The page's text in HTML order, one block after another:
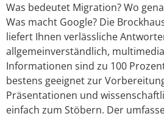
Was bedeutet Migration? Wo
Was macht Google? Die
liefert Ihnen verlässliche
allgemeinverständlich,
Informationen sind zu 100
bestens geeignet zur
Präsentationen und
einfach zum Stöbern. Der